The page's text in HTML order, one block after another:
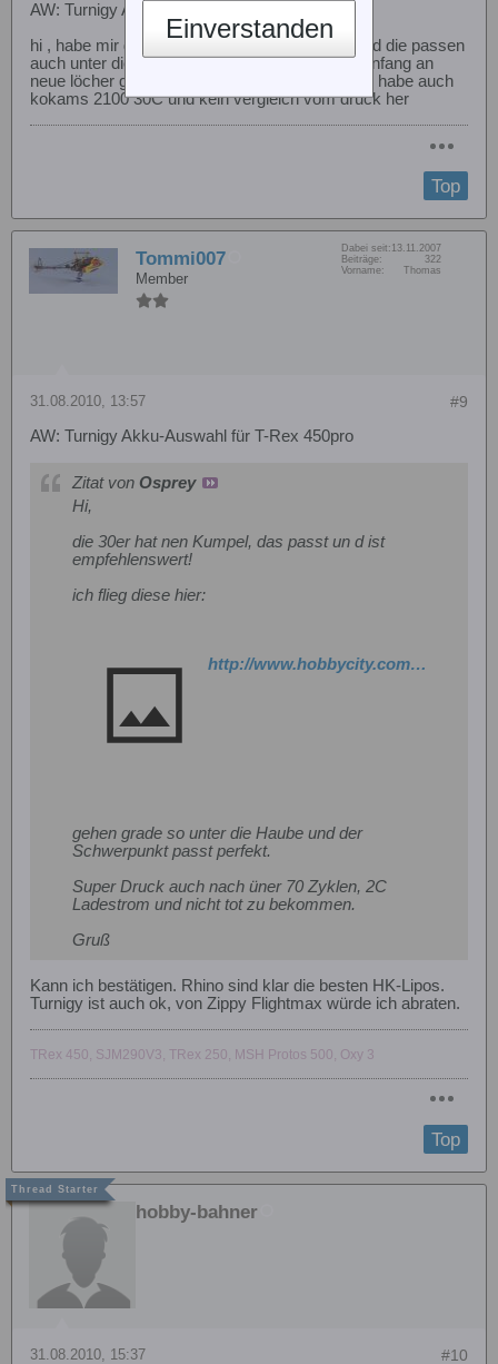
AW: Turnigy Akku-Auswahl für T-Rex 450pro
hi , habe mir die turnigy 2200 40/50C bestellt und die passen
auch unter die haube, habe jedoch schon von anfang an
neue löcher gebohrt. für mich die besten akkus. habe auch
kokams 2100 30C und kein vergleich vom druck her
Top
Tommi007
Member
Dabei seit: 13.11.2007
Beiträge:
322
Vorname:
Thomas
#9
31.08.2010, 13:57
AW: Turnigy Akku-Auswahl für T-Rex 450pro
Zitat von Osprey
Hi,
die 30er hat nen Kumpel, das passt un d ist
empfehlenswert!
ich flieg diese hier:
http://www.hobbycity.com/hobbycity/store/uh_viewItem.asp?idProduct=7365
gehen grade so unter die Haube und der
Schwerpunkt passt perfekt.
Super Druck auch nach üner 70 Zyklen, 2C
Ladestrom und nicht tot zu bekommen.
Gruß
Kann ich bestätigen. Rhino sind klar die besten HK-Lipos.
Turnigy ist auch ok, von Zippy Flightmax würde ich abraten.
TRex 450, SJM290V3, TRex 250, MSH Protos 500, Oxy 3
Top
hobby-bahner
#10
31.08.2010, 15:37
Einverstanden